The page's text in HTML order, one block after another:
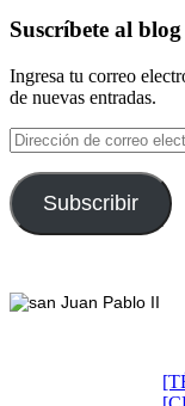
Suscríbete al blog
Ingresa tu correo
de nuevas entradas.
Dirección
de
correo
electrónico
Subscribir